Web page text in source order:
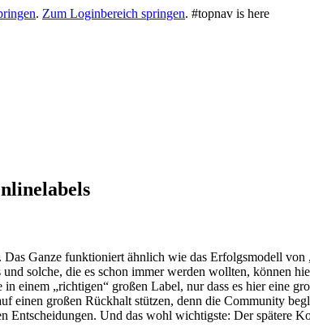
. Zum Loginbereich springen. #topnav is here
Ganze funktioniert ähnlich wie das Erfolgsmodell
solche, die es schon immer werden wollten, können
einem „richtigen“ großen Label, nur dass es hier eine
einen großen Rückhalt stützen, denn die Community
Und das wohl wichtigste: Der spätere